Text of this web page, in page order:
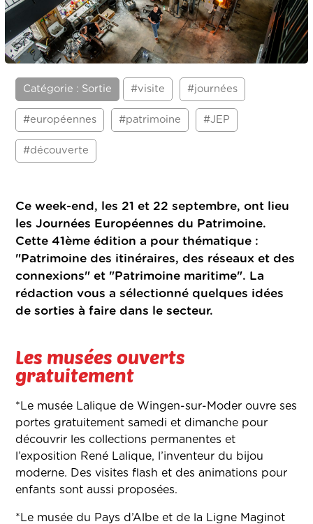
Catégorie : Sortie #visite #journées
#européennes #patrimoine #JEP
#découverte
Ce week-end, les 21 et 22 septembre, ont lieu
les Journées Européennes du Patrimoine.
Cette 41ème édition a pour thématique :
"Patrimoine des itinéraires, des réseaux et des
connexions" et "Patrimoine maritime". La
rédaction vous a sélectionné quelques idées
de sorties à faire dans le secteur.
Les musées ouverts
gratuitement
*Le musée Lalique de Wingen-sur-Moder ouvre ses
portes gratuitement samedi et dimanche pour
découvrir les collections permanentes et
l’exposition René Lalique, l’inventeur du bijou
moderne. Des visites flash et des animations pour
enfants sont aussi proposées.
*Le musée du Pays d’Albe et de la Ligne Maginot